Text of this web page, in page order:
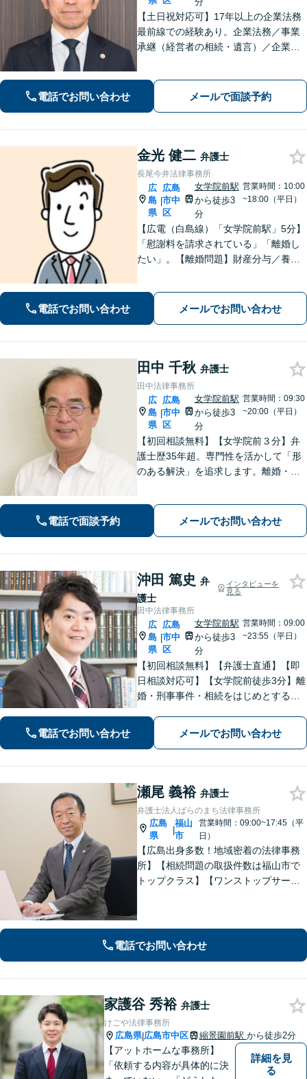
【土日祝対応可】17年以上の企業法務
最前線での経験あり。企業法務／事業
承継（経営者の相続・遺言）／企業の
験を活かした的確な対応で、企業の発
展と経営をサポート。顧問契約もお任
電話でお問い合わせ メールで面談予約
金光 健二 弁護士
長尾今井法律事務所
広
島
県
|
広島
市中
区
女学院前駅
から徒歩3
分
営業時間：10:00
~18:00（平日）
【広電（白島線）「女学院前駅」5分】
「慰謝料を請求されている」「離婚し
たい」。【離婚問題】財産分与／養育
請求など【相続・遺言】料金は明確に
細かく設定【初回相談無料】
電話でお問い合わせ メールでお問い合わせ
田中 千秋 弁護士
田中法律事務所
広
島
県
|
広島
市中
区
女学院前駅
から徒歩3
分
営業時間：09:30
~20:00（平日）
【初回相談無料】【女学院前３分】弁
護士歴35年超。専門性を活かして「形
のある解決」を追求します。離婚・債
話しやすい弁護士に是非ご相談くださ
い。（合同庁舎内郵便局近く）
電話で面談予約 メールでお問い合わせ
沖田 篤史 弁
護士
インタビューを
見る
田中法律事務所
広
島
県
|
広島
市中
区
女学院前駅
から徒歩3
分
営業時間：09:00
~23:55（平日）
【初回相談無料】【弁護士直通】【即
日相談対応可】【女学院前徒歩3分】離
婚・刑事事件・相続をはじめとする身
ない真の問題解決を目指して誠実かつ
迅速な対応を致します。是非、お気軽
電話でお問い合わせ メールでお問い合わせ
瀬尾 義裕 弁護士
弁護士法人ばらのまち法律事務所
広島
県
|
福山
市
営業時間：09:00~17:45（平
日）
【広島出身多数！地域密着の法律事務
所】【相続問題の取扱件数は福山市で
トップクラス】【ワンストップサービ
遺言・相続、債務整理など、幅広い分
電話でお問い合わせ
家護谷 秀裕 弁護士
けごや法律事務所
広島県|広島市中区 縮景園前駅 から徒歩2分
【アットホームな事務所】
「依頼する内容が具体的に決
詳細を見
る